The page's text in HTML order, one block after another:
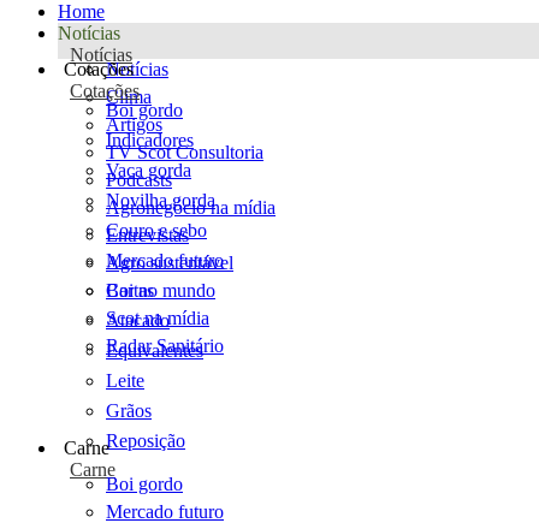
Home
Notícias
Notícias
Notícias
Clima
Artigos
TV Scot Consultoria
Podcasts
Agronegócio na mídia
Entrevistas
Agro sustentável
Cartas
Scot na mídia
Radar Sanitário
Cotações
Cotações
Boi gordo
Indicadores
Vaca gorda
Novilha gorda
Couro e sebo
Mercado futuro
Boi no mundo
Atacado
Equivalentes
Leite
Grãos
Reposição
Carne
Carne
Boi gordo
Mercado futuro